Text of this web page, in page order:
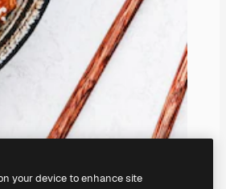
your device to enhance site